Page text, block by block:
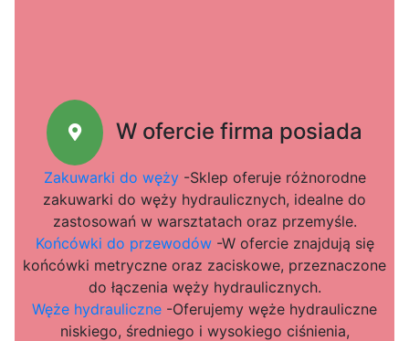
W ofercie firma posiada
Zakuwarki do węży-Sklep oferuje różnorodne
zakuwarki do węży hydraulicznych, idealne do
zastosowań w warsztatach oraz przemyśle.
Końcówki do przewodów-W ofercie znajdują się
końcówki metryczne oraz zaciskowe, przeznaczone
do łączenia węży hydraulicznych.
Węże hydrauliczne -Oferujemy węże hydrauliczne
niskiego, średniego i wysokiego ciśnienia,